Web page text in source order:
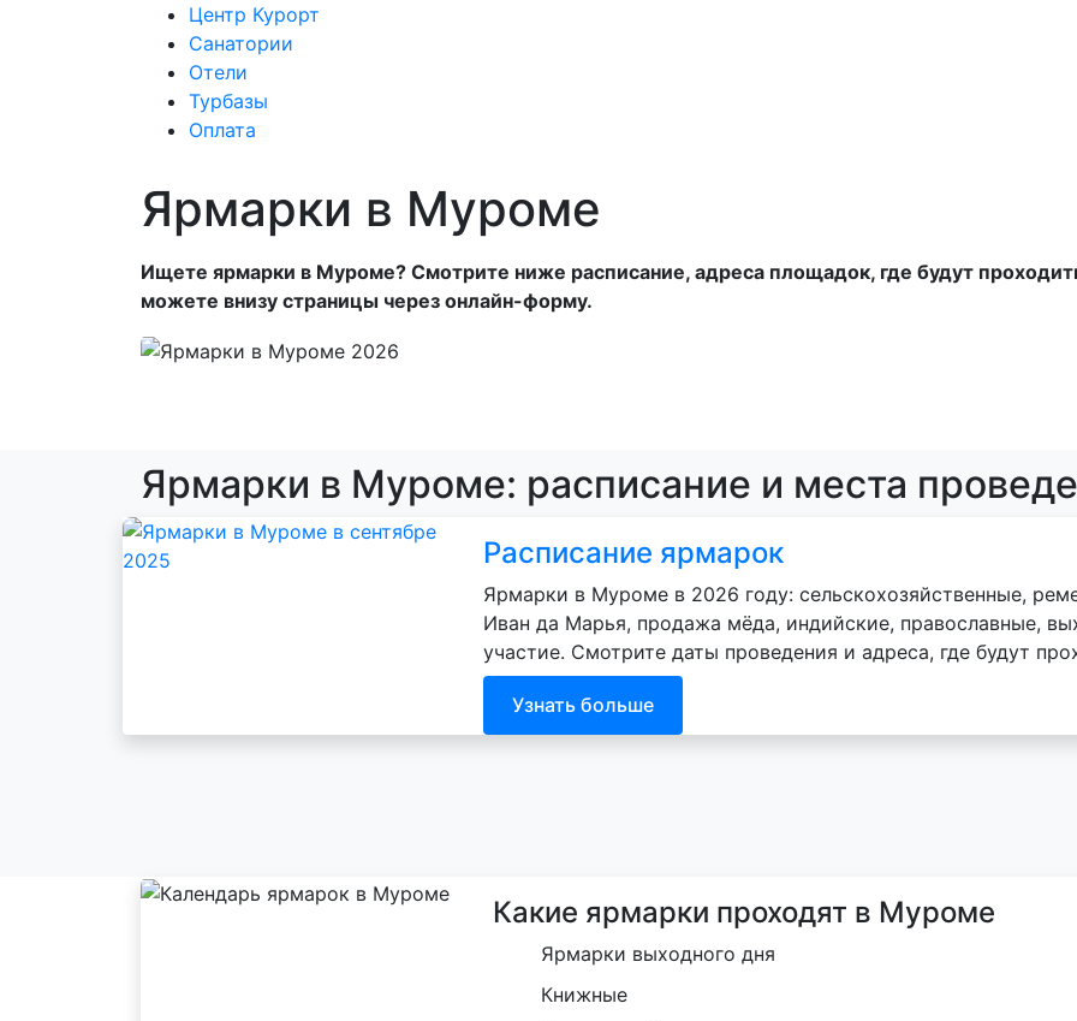
Центр Курорт
Санатории
Отели
Турбазы
Оплата
Ярмарки в Муроме
Ищете ярмарки в Муроме? Смотрите ниже расписание, адреса площадок, где будут
можете внизу страницы через онлайн-форму.
Ярмарки в Муроме: расписание и места
Расписание ярмарок
Ярмарки в Муроме в 2026 году: сельскохозяйственные,
Иван да Марья, продажа мёда, индийские, православные,
участие. Смотрите даты проведения и адреса, где будут
Узнать больше
Какие ярмарки проходят в Муроме
Ярмарки выходного дня
Книжные